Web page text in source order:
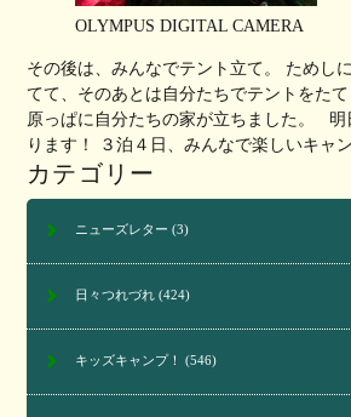
OLYMPUS DIGITAL CAMERA
その後は、みんなでテント立て。 ためし
てて、そのあとは自分たちでテントをた
原っぱに自分たちの家が立ちました。 明
ります！ ３泊４日、みんなで楽しいキャ
カテゴリー
ニューズレター (3)
日々つれづれ(424)
キッズキャンプ！ (546)